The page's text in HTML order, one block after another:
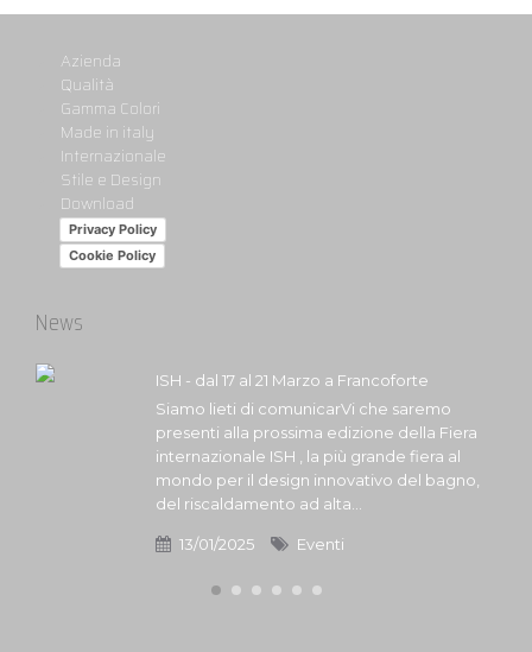
Azienda
Qualità
Gamma Colori
Made in italy
Internazionale
Stile e Design
Download
Privacy Policy
Cookie Policy
News
ISH - dal 17 al 21 Marzo a Francoforte
Siamo lieti di comunicarVi che saremo
presenti alla prossima edizione della Fiera
internazionale ISH , la più grande fiera al
mondo per il design innovativo del bagno,
del riscaldamento ad alta...
13/01/2025 Eventi